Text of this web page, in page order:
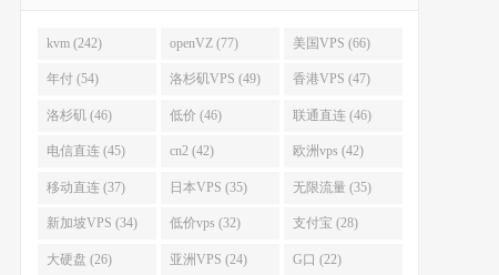
kvm (242) openVZ (77) 美国VPS (66)
年付 (54) 洛杉矶VPS (49) 香港VPS (47)
洛杉矶 (46) 低价 (46) 联通直连 (46)
电信直连 (45) cn2 (42) 欧洲vps (42)
移动直连 (37) 日本VPS (35) 无限流量 (35)
新加坡VPS (34) 低价vps (32) 支付宝 (28)
大硬盘 (26) 亚洲VPS (24) G口 (22)